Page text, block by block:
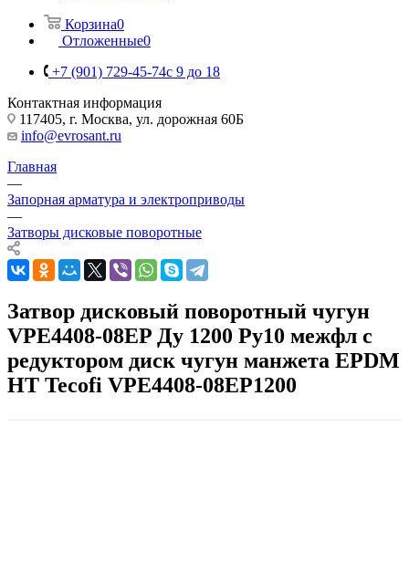
Корзина0
Отложенные0
+7 (901) 729-45-74c 9 до 18
Контактная информация
117405, г. Москва, ул. дорожная 60Б
info@evrosant.ru
Главная
—
Запорная арматура и электроприводы
—
Затворы дисковые поворотные
Затвор дисковый поворотный чугун
VPE4408-08EP Ду 1200 Ру10 межфл с
редуктором диск чугун манжета EPDM
HT Tecofi VPE4408-08EP1200